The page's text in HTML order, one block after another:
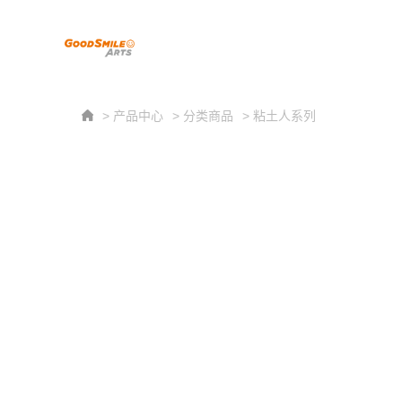
> 产品中心 > 分类商品 > 粘土人系列